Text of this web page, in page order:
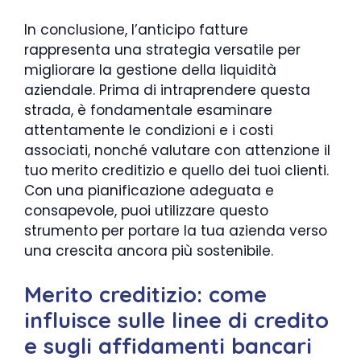
In conclusione, l’anticipo fatture
rappresenta una strategia versatile per
migliorare la gestione della liquidità
aziendale. Prima di intraprendere questa
strada, è fondamentale esaminare
attentamente le condizioni e i costi
associati, nonché valutare con attenzione il
tuo merito creditizio e quello dei tuoi clienti.
Con una pianificazione adeguata e
consapevole, puoi utilizzare questo
strumento per portare la tua azienda verso
una crescita ancora più sostenibile.
Merito creditizio: come
influisce sulle linee di credito
e sugli affidamenti bancari